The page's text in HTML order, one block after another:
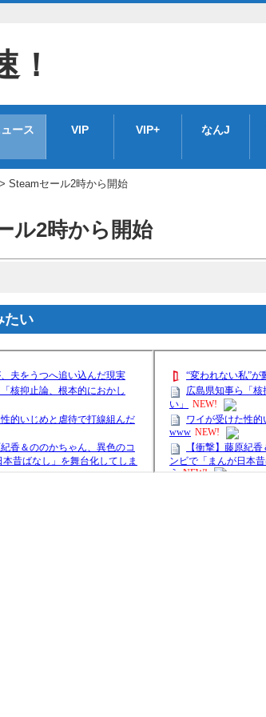
ース VIP VIP+ なんJ
> Steamセール2時から開始
ル2時から開始
たい